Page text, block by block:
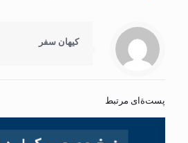
کیهان سفر
پست‌ةای مرتبط